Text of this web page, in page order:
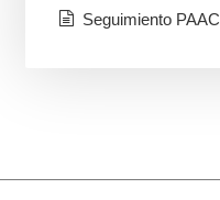
Seguimiento PAAC